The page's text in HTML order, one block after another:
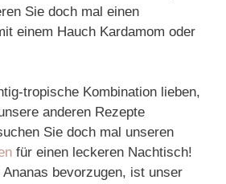
Sie doch mal einen
einem Hauch Kardamom oder
tropische Kombination lieben,
anderen Rezepte
Sie doch mal unseren
für einen leckeren Nachtisch!
bevorzugen, ist unser